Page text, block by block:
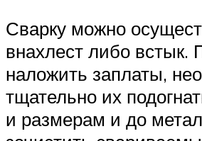
Сварку можно
внахлест либо встык.
наложить заплаты,
тщательно их
и размерам и до